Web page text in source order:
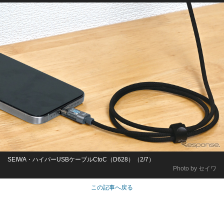
Photo by セイワ
SEIWA・ハイパーUSBケーブルCtoC（D628）（2/7）
この記事へ戻る